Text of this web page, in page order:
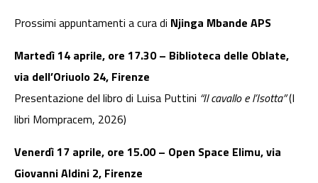
Prossimi appuntamenti a cura di Njinga Mbande APS
Martedì 14 aprile, ore 17.30 – Biblioteca delle Oblate,
via dell’Oriuolo 24, Firenze
Presentazione del libro di Luisa Puttini “Il cavallo e l’Isotta”(I
libri Mompracem, 2026)
Venerdì 17 aprile, ore 15.00 – Open Space Elimu, via
Giovanni Aldini 2, Firenze